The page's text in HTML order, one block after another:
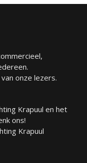
onze lezers.
Krapuul en het
ons!
Krapuul